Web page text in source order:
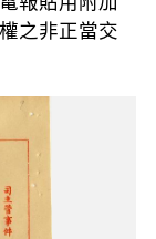
之非正當交